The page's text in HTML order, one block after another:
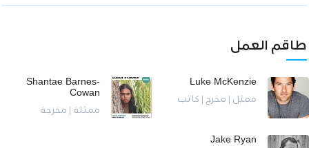
طاقم العمل
Luke McKenzie
ممثل | مخرج | كاتب
Shantae Barnes-
Cowan
ممثلة | مخرجة
Jake Ryan